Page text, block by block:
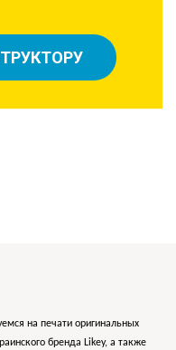
на печати оригинальных
бренда Likey, а также